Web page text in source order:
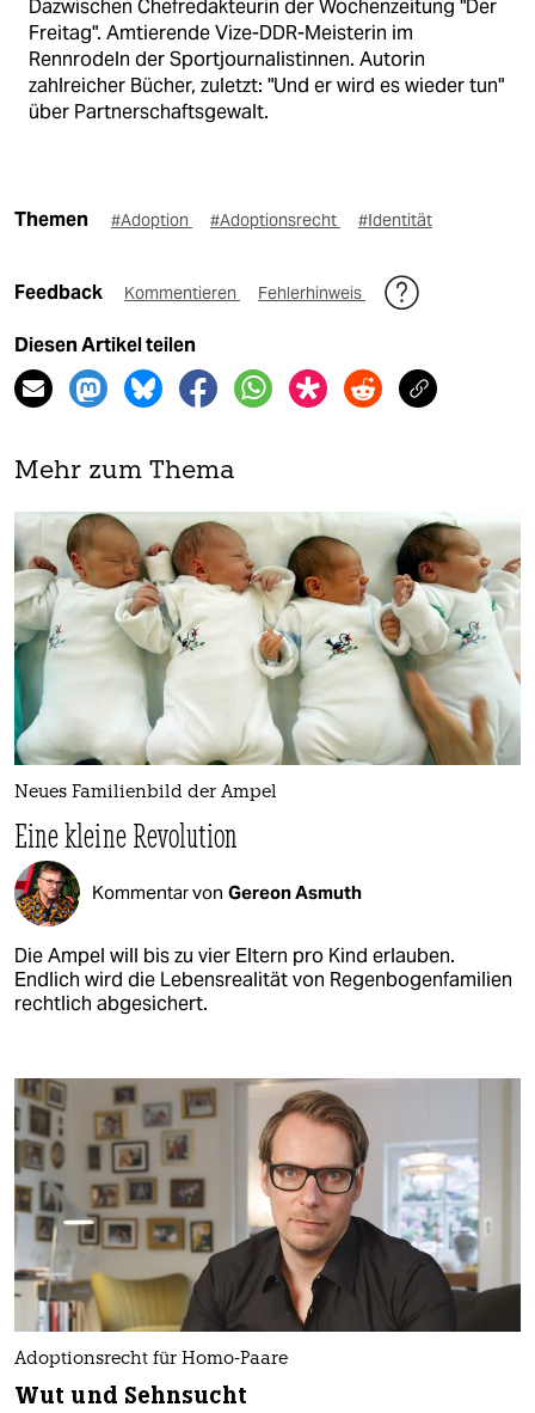
Dazwischen Chefredakteurin der Wochenzeitung "Der
Freitag". Amtierende Vize-DDR-Meisterin im
Rennrodeln der Sportjournalistinnen. Autorin
zahlreicher Bücher, zuletzt: "Und er wird es wieder tun"
über Partnerschaftsgewalt.
Themen #Adoption #Adoptionsrecht #Identität
Feedback Kommentieren Fehlerhinweis
Diesen Artikel teilen
Mehr zum Thema
Neues Familienbild der Ampel
Eine kleine Revolution
Kommentar von Gereon Asmuth
Die Ampel will bis zu vier Eltern pro Kind erlauben.
Endlich wird die Lebensrealität von Regenbogenfamilien
rechtlich abgesichert.
Adoptionsrecht für Homo-Paare
Wut und Sehnsucht